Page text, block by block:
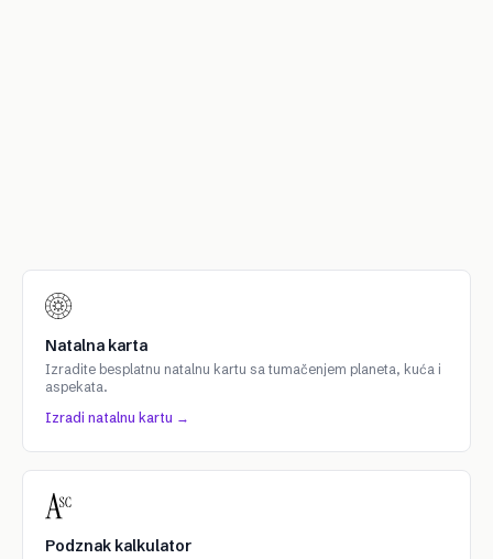
Natalna karta
Izradite besplatnu natalnu kartu sa tumačenjem planeta, kuća i
aspekata.
Izradi natalnu kartu →
Podznak kalkulator